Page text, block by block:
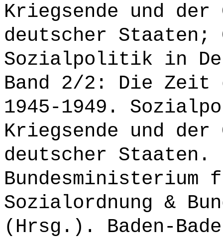
Kriegsende und der
deutscher Staaten;
Sozialpolitik in
Band 2/2: Die Zeit
1945-1949.
Kriegsende und der
deutscher Staaten.
Sozialordnung &
(Hrsg.). Baden-